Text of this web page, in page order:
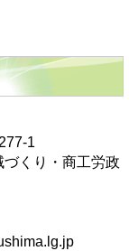
1
くり・商工労政